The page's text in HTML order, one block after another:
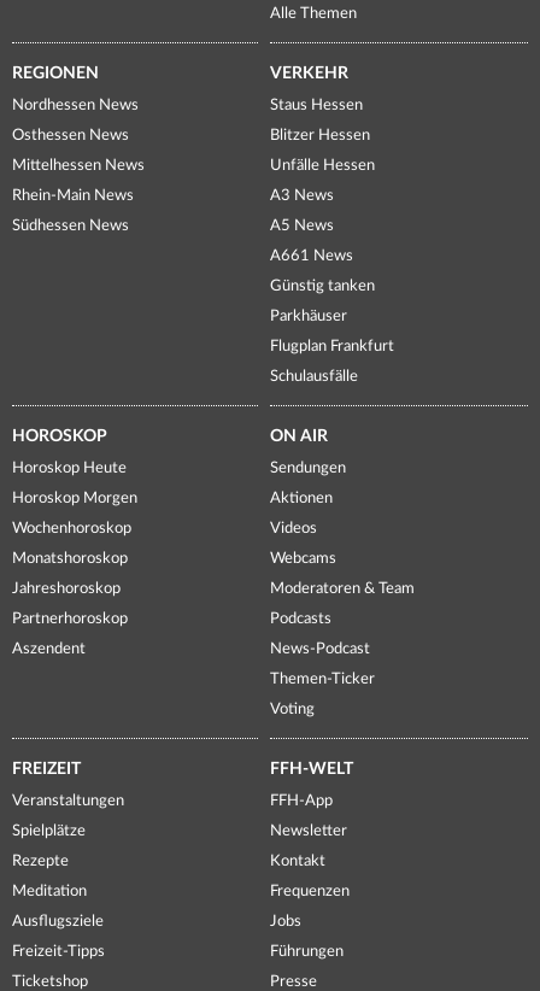
Alle Themen
REGIONEN
Nordhessen News
Osthessen News
Mittelhessen News
Rhein-Main News
Südhessen News
VERKEHR
Staus Hessen
Blitzer Hessen
Unfälle Hessen
A3 News
A5 News
A661 News
Günstig tanken
Parkhäuser
Flugplan Frankfurt
Schulausfälle
HOROSKOP
Horoskop Heute
Horoskop Morgen
Wochenhoroskop
Monatshoroskop
Jahreshoroskop
Partnerhoroskop
Aszendent
ON AIR
Sendungen
Aktionen
Videos
Webcams
Moderatoren & Team
Podcasts
News-Podcast
Themen-Ticker
Voting
FREIZEIT
Veranstaltungen
Spielplätze
Rezepte
Meditation
Ausflugsziele
Freizeit-Tipps
Ticketshop
FFH-WELT
FFH-App
Newsletter
Kontakt
Frequenzen
Jobs
Führungen
Presse